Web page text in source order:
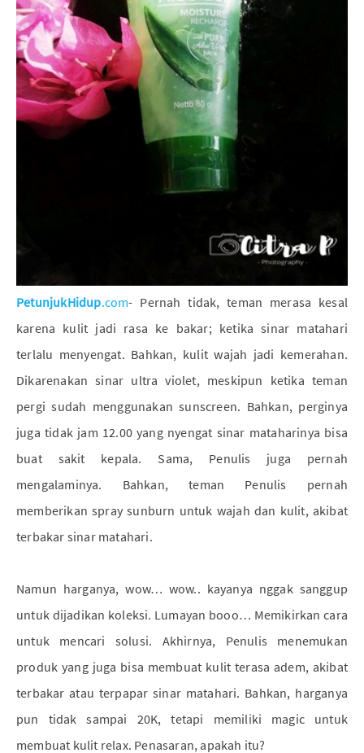
PetunjukHidup.com- Pernah tidak, teman merasa kesal
karena kulit jadi rasa ke bakar; ketika sinar matahari
terlalu menyengat. Bahkan, kulit wajah jadi kemerahan.
Dikarenakan sinar ultra violet, meskipun ketika teman
pergi sudah menggunakan sunscreen. Bahkan, perginya
juga tidak jam 12.00 yang nyengat sinar mataharinya bisa
buat sakit kepala. Sama, Penulis juga pernah
mengalaminya. Bahkan, teman Penulis pernah
memberikan spray sunburn untuk wajah dan kulit, akibat
terbakar sinar matahari.
Namun harganya, wow… wow.. kayanya nggak sanggup
untuk dijadikan koleksi. Lumayan booo… Memikirkan cara
untuk mencari solusi. Akhirnya, Penulis menemukan
produk yang juga bisa membuat kulit terasa adem, akibat
terbakar atau terpapar sinar matahari. Bahkan, harganya
pun tidak sampai 20K, tetapi memiliki magic untuk
membuat kulit relax. Penasaran, apakah itu?